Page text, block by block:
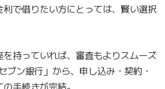
で借りたい方にとっては、賢い選択
持っていれば、審査もよりスムーズ
ブン銀行」から、申し込み・契約・
手続きが完結。